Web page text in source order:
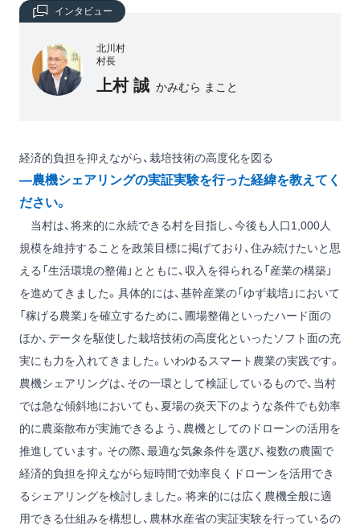
インタビュー
北川村
村長
上村 誠 かみむら まこと
経済的負担を抑えながら、栽培技術の高度化を図る
―農機シェアリングの実証実験を行った経緯を教えてく
ださい。
当村は、将来的に永続できる村を目指し、今後も人口1,000人
規模を維持することを政策目標に掲げており、住み続けたいと思
える「生活環境の整備」とともに、収入を得られる「産業の構築」
を進めてきました。具体的には、基幹産業の「ゆず栽培」において
「稼げる農業」を確立するために、圃場整備といったハード面の
ほか、データを駆使した栽培技術の高度化といったソフト面の充
実にも力を入れてきました。いわゆるスマート農業の実践です。
農機シェアリングは、その一環として検証しているもので、当村
では急な傾斜地においても、夏場の炎天下のような条件でも効率
的に農薬散布が実施できるよう、農機としてのドローンの活用を
推進しています。その際、最適な気象条件を選び、複数の農園で
経済的負担を抑えながら短時間で効率良くドローンを活用でき
るシェアリングを検討しました。将来的には広く農機全般に適
用できる仕組みを構想し、農林水産省の実証実験を行っているの